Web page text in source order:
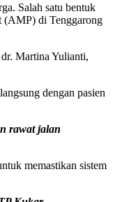
Salah satu bentuk
(AMP) di Tenggarong
Martina Yulianti,
dengan pasien
rawat jalan
memastikan sistem